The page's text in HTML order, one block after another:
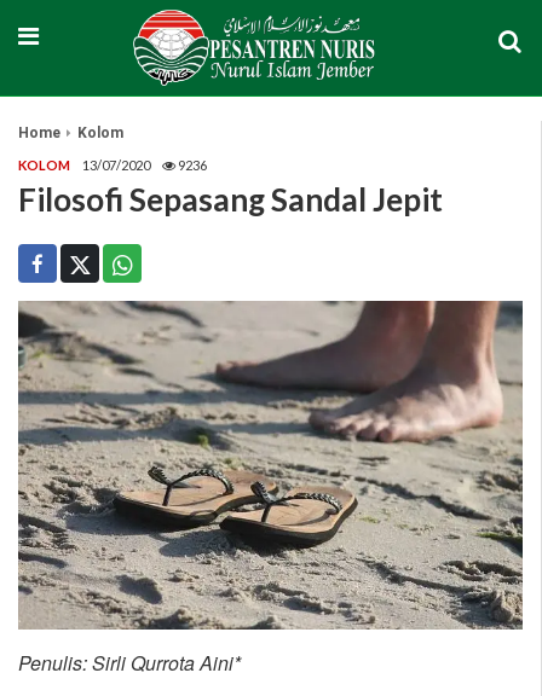
Home Kolom
KOLOM 13/07/2020 9236
Filosofi Sepasang Sandal Jepit
Penulis: Sirli Qurrota Aini*